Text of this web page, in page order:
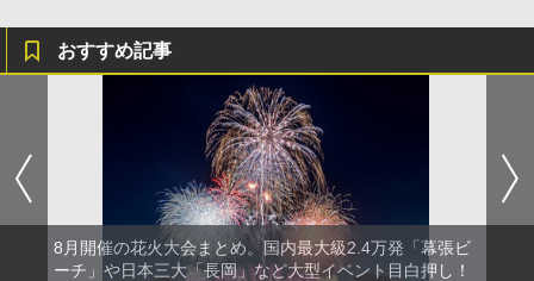
おすすめ記事
8月開催の花火大会まとめ。国内最大級2.4万発「幕張ビ
ーチ」や日本三大「長岡」など大型イベント目白押し！